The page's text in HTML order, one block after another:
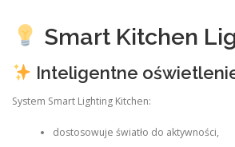
Smart Kitchen
Inteligentne
System Smart Lighting Kitchen:
dostosowuje światło do aktywności,